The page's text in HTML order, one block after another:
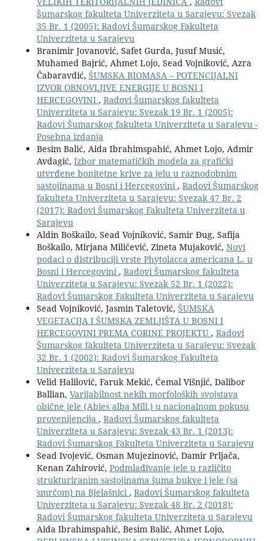
Šumarskog fakulteta Univerziteta u Sarajevu: Svezak
35 Br. 1 (2005): Radovi Šumarskog Fakulteta
Univerziteta u Sarajevu
Branimir Jovanović, Safet Gurda, Jusuf Musić,
Muhamed Bajrić, Ahmet Lojo, Sead Vojniković, Azra
Čabaravdić, ŠUMSKA BIOMASA – POTENCIJALNI
IZVOR OBNOVLJIVE ENERGIJE U BOSNI I
HERCEGOVINI , Radovi Šumarskog fakulteta
Univerziteta u Sarajevu: Svezak 19 Br. 1 (2005):
Radovi Šumarskog fakulteta Univerziteta u Sarajevu -
Posebna izdanja
Besim Balić, Aida Ibrahimspahić, Ahmet Lojo, Admir
Avdagić, Izbor matematičkih modela za grafički
utvrđene bonitetne krive za jelu u raznodobnim
sastojinama u Bosni i Hercegovini, Radovi Šumarskog
fakulteta Univerziteta u Sarajevu: Svezak 47 Br. 2
(2017): Radovi Šumarskog Fakulteta Univerziteta u
Sarajevu
Aldin Boškailo, Sead Vojniković, Samir Đug, Safija
Boškailo, Mirjana Miličević, Zineta Mujaković, Novi
podaci o distribuciji vrste Phytolacca americana L. u
Bosni i Hercegovini, Radovi Šumarskog fakulteta
Univerziteta u Sarajevu: Svezak 52 Br. 1 (2022):
Radovi Šumarskog Fakulteta Univerziteta u Sarajevu
Sead Vojniković, Jasmin Taletović, ŠUMSKA
VEGETACIJA I ŠUMSKA ZEMLJIŠTA U BOSNI I
HERCEGOVINI PREMA CORINE PROJEKTU , Radovi
Šumarskog fakulteta Univerziteta u Sarajevu: Svezak
32 Br. 1 (2002): Radovi Šumarskog Fakulteta
Univerziteta u Sarajevu
Velid Halilović, Faruk Mekić, Ćemal Višnjić, Dalibor
Ballian, Varijabilnost nekih morfoloških svojstava
obične jele (Abies alba Mill.) u nacionalnom pokusu
provenijencija , Radovi Šumarskog fakulteta
Univerziteta u Sarajevu: Svezak 43 Br. 1 (2013):
Radovi Šumarskog Fakulteta Univerziteta u Sarajevu
Sead Ivojević, Osman Mujezinović, Damir Prljača,
Kenan Zahirović, Podmlađivanje jele u različito
strukturiranim sastojinama šuma bukve i jele (sa
smrčom) na Bjelašnici, Radovi Šumarskog fakulteta
Univerziteta u Sarajevu: Svezak 48 Br. 2 (2018):
Radovi Šumarskog fakulteta Univerziteta u Sarajevu
Aida Ibrahimspahić, Besim Balić, Ahmet Lojo,